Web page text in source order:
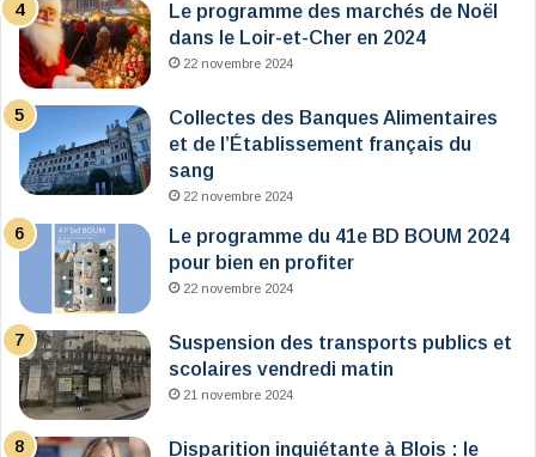
Le programme des marchés de Noël
dans le Loir-et-Cher en 2024
22 novembre 2024
Collectes des Banques Alimentaires
et de l’Établissement français du
sang
22 novembre 2024
Le programme du 41e BD BOUM 2024
pour bien en profiter
22 novembre 2024
Suspension des transports publics et
scolaires vendredi matin
21 novembre 2024
Disparition inquiétante à Blois : le